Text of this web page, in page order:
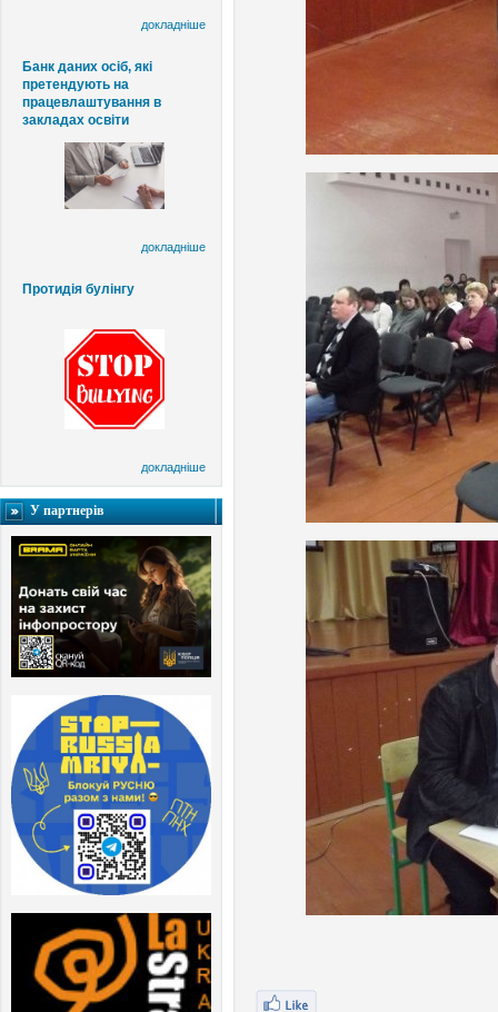
докладніше
Банк даних осіб, які
претендують на
працевлаштування в
закладах освіти
докладніше
Протидія булінгу
докладніше
У партнерів